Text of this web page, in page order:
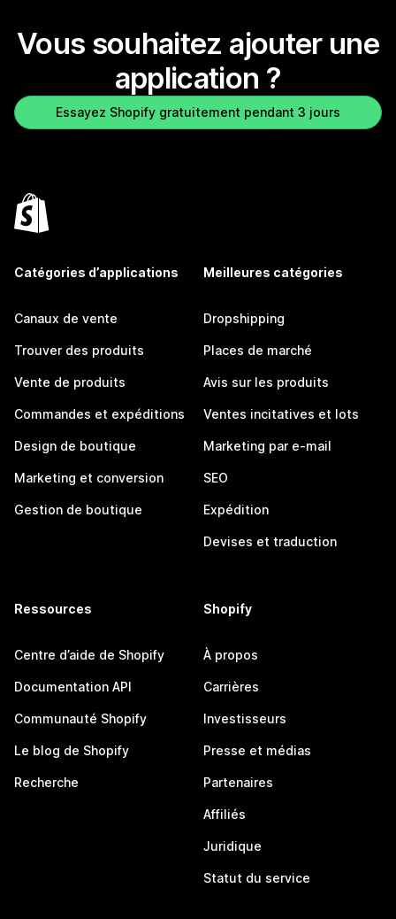
Vous souhaitez ajouter une
application ?
Essayez Shopify gratuitement pendant 3 jours
Catégories d’applications
Canaux de vente
Trouver des produits
Vente de produits
Commandes et expéditions
Design de boutique
Marketing et conversion
Gestion de boutique
Meilleures catégories
Dropshipping
Places de marché
Avis sur les produits
Ventes incitatives et lots
Marketing par e-mail
SEO
Expédition
Devises et traduction
Ressources
Centre d’aide de Shopify
Documentation API
Communauté Shopify
Le blog de Shopify
Recherche
Shopify
À propos
Carrières
Investisseurs
Presse et médias
Partenaires
Affiliés
Juridique
Statut du service